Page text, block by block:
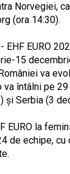
Norvegiei,
(ora 14:30).
EHF EURO
15
va
va întâlni pe
şi Serbia (3
EURO la
de echipe, cu